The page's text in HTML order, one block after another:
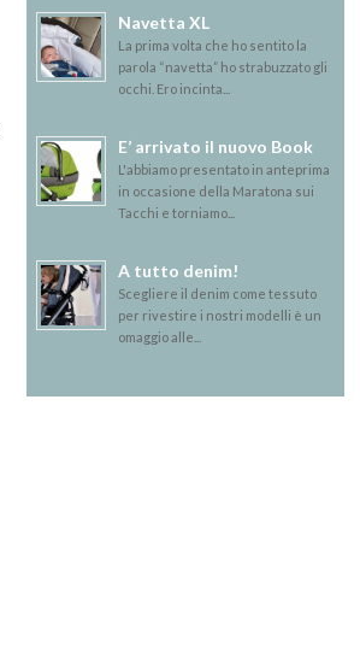
Navetta XL
La prima volta che ho sentito la
parola “navetta” ho strabuzzato gli
occhi. Ero incinta...
E’ arrivato il nuovo Book
L'abbiamo presentato in anteprima
in occasione della Maratona sui
Tacchi e torniamo...
A tutto denim!
Scegliere il denim come tessuto
per rivestire i nostri modelli è un
omaggio alle...